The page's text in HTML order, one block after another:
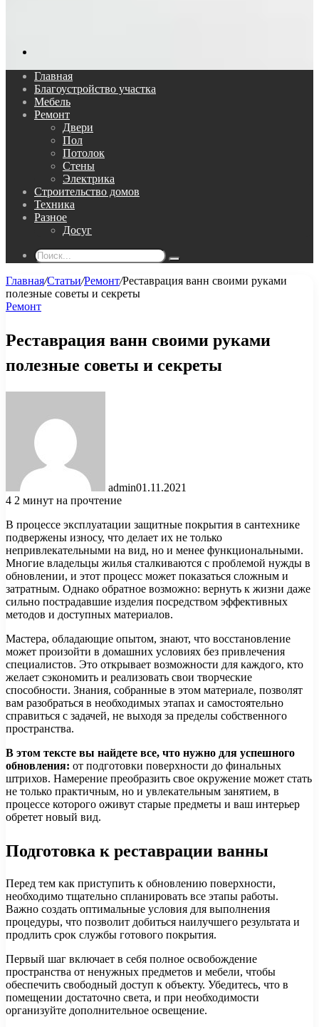
Главная
Благоустройство участка
Мебель
Ремонт
Двери
Пол
Потолок
Стены
Электрика
Строительство домов
Техника
Разное
Досуг
Поиск...
Главная/Статьи/Ремонт/Реставрация ванн своими руками
полезные советы и секреты
Ремонт
Реставрация ванн своими руками
полезные советы и секреты
admin01.11.2021
4 2 минут на прочтение
В процессе эксплуатации защитные покрытия в сантехнике
подвержены износу, что делает их не только
непривлекательными на вид, но и менее функциональными.
Многие владельцы жилья сталкиваются с проблемой нужды в
обновлении, и этот процесс может показаться сложным и
затратным. Однако обратное возможно: вернуть к жизни даже
сильно пострадавшие изделия посредством эффективных
методов и доступных материалов.
Мастера, обладающие опытом, знают, что восстановление
может произойти в домашних условиях без привлечения
специалистов. Это открывает возможности для каждого, кто
желает сэкономить и реализовать свои творческие
способности. Знания, собранные в этом материале, позволят
вам разобраться в необходимых этапах и самостоятельно
справиться с задачей, не выходя за пределы собственного
пространства.
В этом тексте вы найдете все, что нужно для успешного
обновления: от подготовки поверхности до финальных
штрихов. Намерениe преобразить свое окружение может стать
не только практичным, но и увлекательным занятием, в
процессе которого оживут старые предметы и ваш интерьер
обретет новый вид.
Подготовка к реставрации ванны
Перед тем как приступить к обновлению поверхности,
необходимо тщательно спланировать все этапы работы.
Важно создать оптимальные условия для выполнения
процедуры, что позволит добиться наилучшего результата и
продлить срок службы готового покрытия.
Первый шаг включает в себя полное освобождение
пространства от ненужных предметов и мебели, чтобы
обеспечить свободный доступ к объекту. Убедитесь, что в
помещении достаточно света, и при необходимости
организуйте дополнительное освещение.